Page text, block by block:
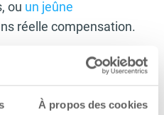
À propos des cookies
ou un jeûne
réelle compensation.
son